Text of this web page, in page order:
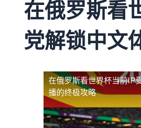
在俄罗斯看
党解锁中文
在俄罗斯看世界杯当前IP
播的终极攻略